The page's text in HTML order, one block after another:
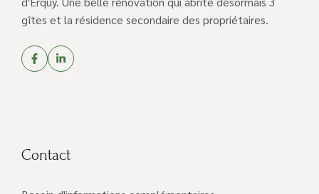
gîtes et la résidence secondaire des propriétaires.
Contact